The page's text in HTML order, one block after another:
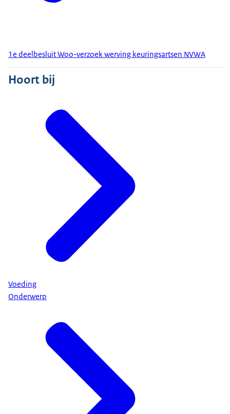
1e deelbesluit Woo-verzoek werving keuringsartsen NVWA
Hoort bij
Voeding
Onderwerp